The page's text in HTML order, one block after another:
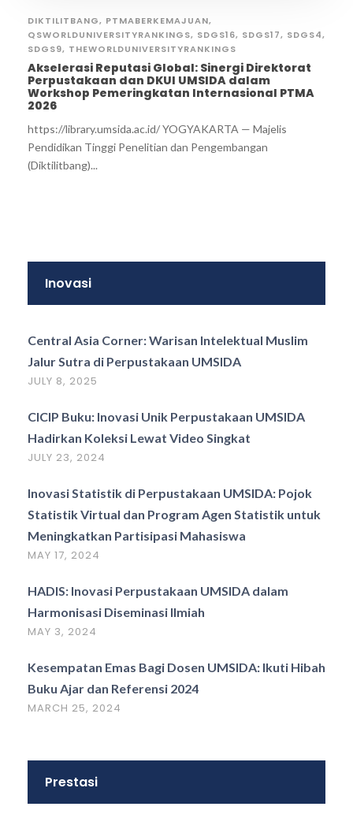
DIKTILITBANG, PTMABERKEMAJUAN,
QSWORLDUNIVERSITYRANKINGS, SDGS16, SDGS17, SDGS4,
SDGS9, THEWORLDUNIVERSITYRANKINGS
Akselerasi Reputasi Global: Sinergi Direktorat
Perpustakaan dan DKUI UMSIDA dalam
Workshop Pemeringkatan Internasional PTMA
2026
https://library.umsida.ac.id/ YOGYAKARTA — Majelis
Pendidikan Tinggi Penelitian dan Pengembangan
(Diktilitbang)...
Inovasi
Central Asia Corner: Warisan Intelektual Muslim
Jalur Sutra di Perpustakaan UMSIDA
JULY 8, 2025
CICIP Buku: Inovasi Unik Perpustakaan UMSIDA
Hadirkan Koleksi Lewat Video Singkat
JULY 23, 2024
Inovasi Statistik di Perpustakaan UMSIDA: Pojok
Statistik Virtual dan Program Agen Statistik untuk
Meningkatkan Partisipasi Mahasiswa
MAY 17, 2024
HADIS: Inovasi Perpustakaan UMSIDA dalam
Harmonisasi Diseminasi Ilmiah
MAY 3, 2024
Kesempatan Emas Bagi Dosen UMSIDA: Ikuti Hibah
Buku Ajar dan Referensi 2024
MARCH 25, 2024
Prestasi